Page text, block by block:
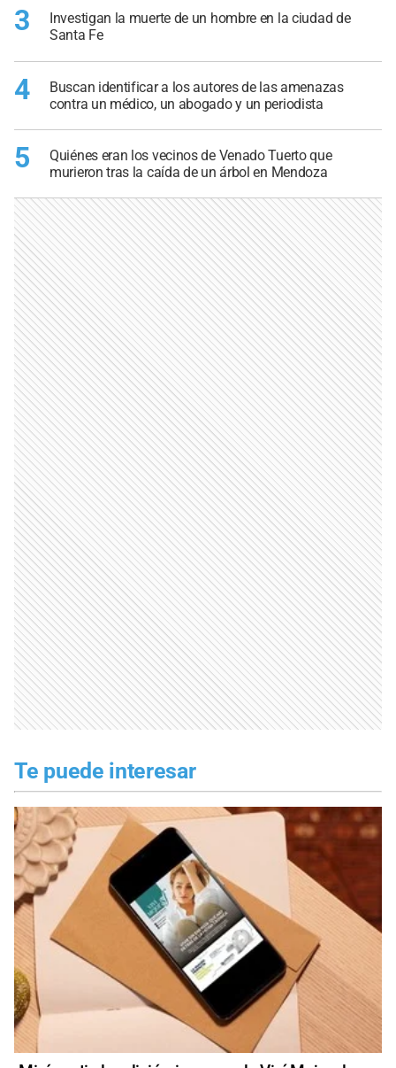
3
Investigan la muerte de un hombre en la ciudad de
Santa Fe
4
Buscan identificar a los autores de las amenazas
contra un médico, un abogado y un periodista
5
Quiénes eran los vecinos de Venado Tuerto que
murieron tras la caída de un árbol en Mendoza
Te puede interesar